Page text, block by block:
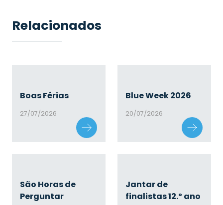
Relacionados
Boas Férias
27/07/2026
Blue Week 2026
20/07/2026
São Horas de
Perguntar
Jantar de
finalistas 12.º ano